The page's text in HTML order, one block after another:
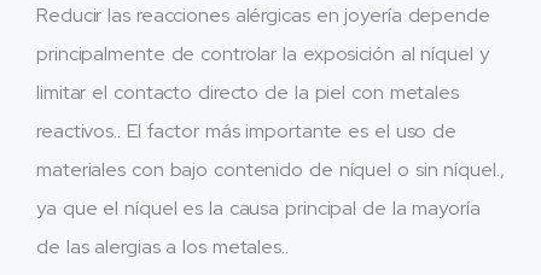
Reducir las reacciones alérgicas en joyería depende
principalmente de controlar la exposición al níquel y
limitar el contacto directo de la piel con metales
reactivos.. El factor más importante es el uso de
materiales con bajo contenido de níquel o sin níquel.,
ya que el níquel es la causa principal de la mayoría
de las alergias a los metales..